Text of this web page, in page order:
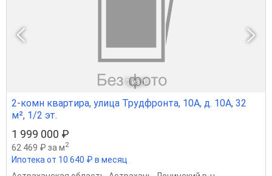
1 из 1
2-комн квартира, улица Трудфронта, 10А, д. 10А, 32
м², 1/2 эт.
1 999 000 ₽
62 469 ₽ за м2
Ипотека от 10 640 ₽ в месяц